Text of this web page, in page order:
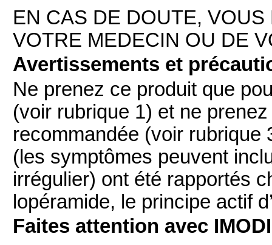
EN CAS DE DOUTE,
VOTRE MEDECIN OU DE
Avertissements et
Ne prenez ce produit que
(voir rubrique 1) et ne
recommandée (voir
(les symptômes peuvent
irrégulier) ont été rapportés
lopéramide, le principe actif
Faites attention avec